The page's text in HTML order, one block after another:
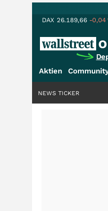
DAX 26.189,66 -0,04
Aktien
NEWS TICKER